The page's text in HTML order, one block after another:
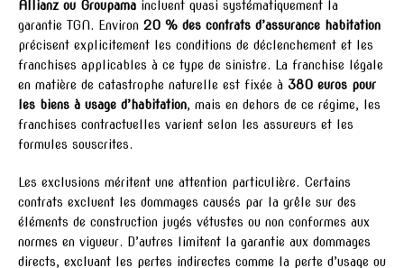
Allianz ou Groupama incluent quasi systématiquement la
garantie TGN. Environ 20 % des contrats d’assurance habitation
précisent explicitement les conditions de déclenchement et les
franchises applicables à ce type de sinistre. La franchise légale
en matière de catastrophe naturelle est fixée à 380 euros pour
les biens à usage d’habitation, mais en dehors de ce régime, les
franchises contractuelles varient selon les assureurs et les
formules souscrites.
Les exclusions méritent une attention particulière. Certains
contrats excluent les dommages causés par la grêle sur des
éléments de construction jugés vétustes ou non conformes aux
normes en vigueur. D’autres limitent la garantie aux dommages
directs, excluant les pertes indirectes comme la perte d’usage ou